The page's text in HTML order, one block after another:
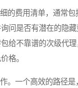
费用清单，通常包
问是否有潜在的隐
给不靠谱的次级代
格。
一个高效的路径是